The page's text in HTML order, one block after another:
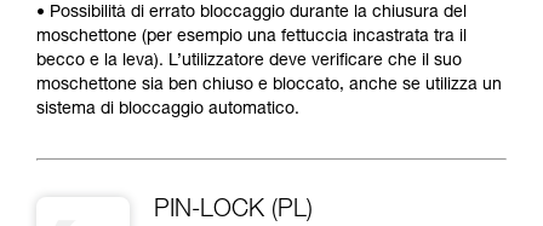
• Possibilità di errato bloccaggio durante la chiusura del
moschettone (per esempio una fettuccia incastrata tra il
becco e la leva). L’utilizzatore deve verificare che il suo
moschettone sia ben chiuso e bloccato, anche se utilizza un
sistema di bloccaggio automatico.
PIN-LOCK (PL)